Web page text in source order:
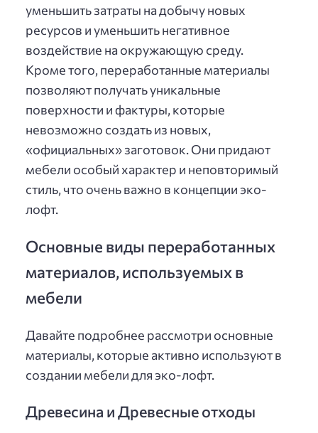
уменьшить затраты на добычу новых
ресурсов и уменьшить негативное
воздействие на окружающую среду.
Кроме того, переработанные материалы
позволяют получать уникальные
поверхности и фактуры, которые
невозможно создать из новых,
«официальных» заготовок. Они придают
мебели особый характер и неповторимый
стиль, что очень важно в концепции эко-
лофт.
Основные виды переработанных
материалов, используемых в
мебели
Давайте подробнее рассмотри основные
материалы, которые активно используют в
создании мебели для эко-лофт.
Древесина и Древесные отходы